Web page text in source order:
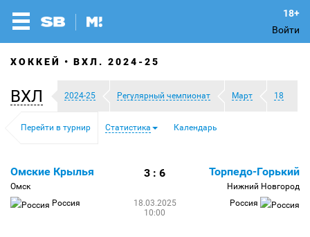
Войти
ХОККЕЙ ВХЛ. 2024-25
ВХЛ 2024-25 Регулярный чемпионат Март 18
Перейти в турнир Статистика Календарь
Омские Крылья
Омск
Россия
3 : 6
18.03.2025
10:00
Торпедо-Горький
Нижний Новгород
Россия